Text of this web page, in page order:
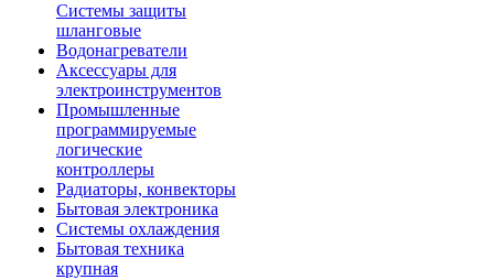
Системы защиты
шланговые
Водонагреватели
Аксессуары для
электроинструментов
Промышленные
программируемые
логические
контроллеры
Радиаторы, конвекторы
Бытовая электроника
Системы охлаждения
Бытовая техника
крупная